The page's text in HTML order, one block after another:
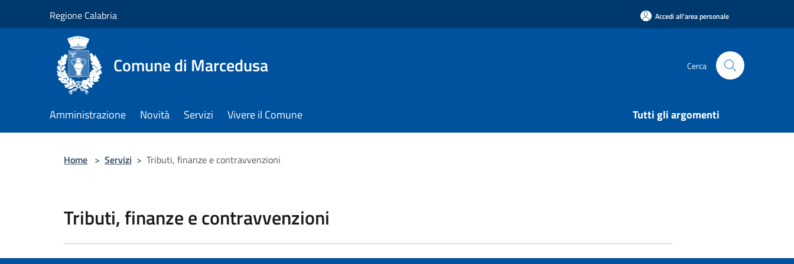
Regione Calabria Accedi all'area personale
Comune di Marcedusa Cerca
Amministrazione Novità Servizi Vivere il Comune Tutti gli argomenti
Home > Servizi > Tributi, finanze e contravvenzioni
Tributi, finanze e contravvenzioni